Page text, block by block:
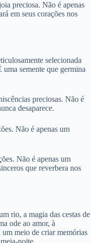
preciosa. Não é apenas
em seus corações nos
selecionada
uma semente que germina
preciosas. Não é
desaparece.
Não é apenas um
Não é apenas um
que reverbera nos
rio, a magia das cestas de
ode ao amor, à
meio de criar memórias
noite.